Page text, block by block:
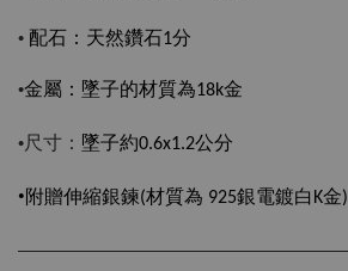
• 配石 ： 天然鑽石1分
•金屬： 墜子的材質為18k金
•尺寸： 墜子約0.6x1.2公分
• 附贈伸縮銀鍊(材質為 925銀電鍍白K金)